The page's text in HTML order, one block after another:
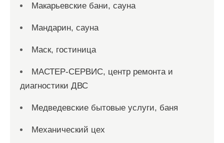
Макарьевские бани, сауна
Мандарин, сауна
Маск, гостиница
МАСТЕР-СЕРВИС, центр ремонта и
диагностики ДВС
Медведевские бытовые услуги, баня
Механический цех